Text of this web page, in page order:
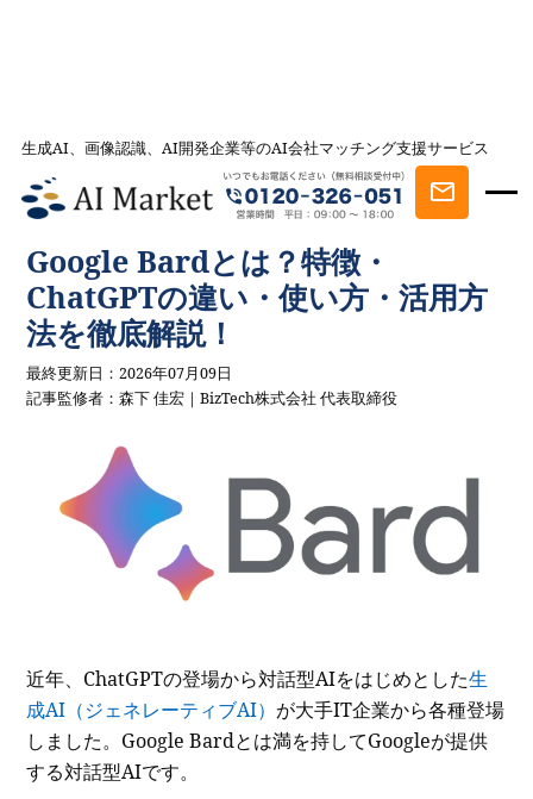
生成AI、画像認識、AI開発企業等のAI会社マッチング支援サービス
AI会社とのマッチングは AI Market
記事一覧
AIを学ぶ・知る
Google Bardとは？特徴・ChatGPTの違い・
使い方・活用方法を徹底解説！
Google Bardとは？特徴・
ChatGPTの違い・使い方・活用方
法を徹底解説！
最終更新日：2026年07月09日
記事監修者：森下 佳宏｜BizTech株式会社 代表取締役
近年、ChatGPTの登場から対話型AIをはじめとした生
成AI（ジェネレーティブAI） が大手IT企業から各種登場
しました。Google Bardとは満を持してGoogleが提供
する対話型AIです。